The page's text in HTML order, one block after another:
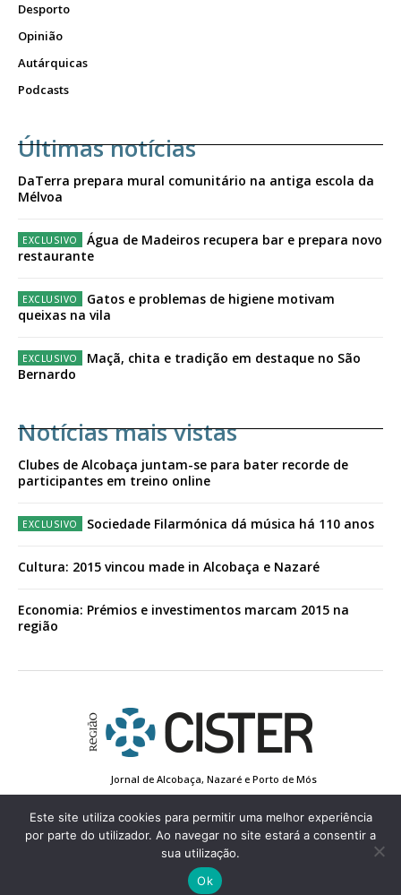
Desporto
Opinião
Autárquicas
Podcasts
Últimas notícias
DaTerra prepara mural comunitário na antiga escola da
Mélvoa
Água de Madeiros recupera bar e prepara novo
restaurante
Gatos e problemas de higiene motivam
queixas na vila
Maçã, chita e tradição em destaque no São
Bernardo
Notícias mais vistas
Clubes de Alcobaça juntam-se para bater recorde de
participantes em treino online
Sociedade Filarmónica dá música há 110 anos
Cultura: 2015 vincou made in Alcobaça e Nazaré
Economia: Prémios e investimentos marcam 2015 na
região
Jornal de Alcobaça, Nazaré e Porto de Mós
Conta de Registo
Edição Impressa
© 2022 Região de Cister - Todos os direitos reservados.
Este site utiliza cookies para permitir uma melhor experiência
por parte do utilizador. Ao navegar no site estará a consentir a
sua utilização.
Ok